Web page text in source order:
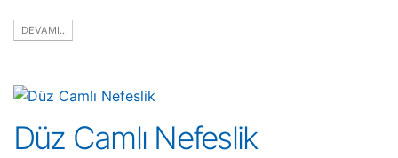
DEVAMI..
Düz Camlı Nefeslik